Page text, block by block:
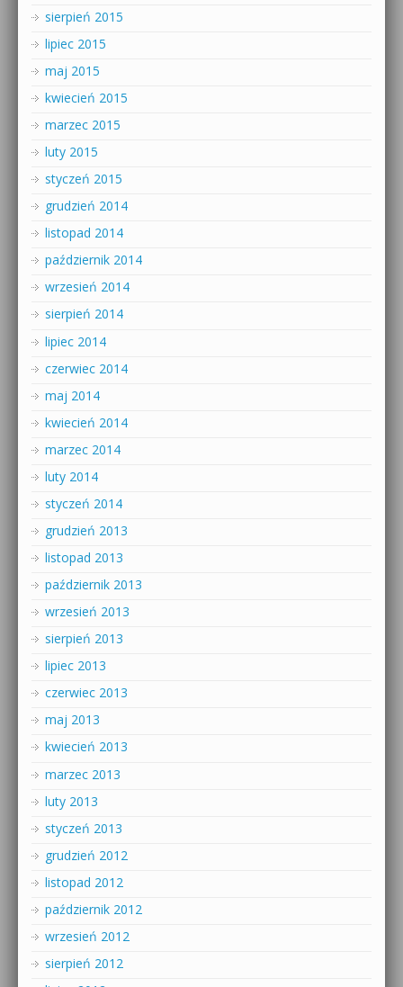
sierpień 2015
lipiec 2015
maj 2015
kwiecień 2015
marzec 2015
luty 2015
styczeń 2015
grudzień 2014
listopad 2014
październik 2014
wrzesień 2014
sierpień 2014
lipiec 2014
czerwiec 2014
maj 2014
kwiecień 2014
marzec 2014
luty 2014
styczeń 2014
grudzień 2013
listopad 2013
październik 2013
wrzesień 2013
sierpień 2013
lipiec 2013
czerwiec 2013
maj 2013
kwiecień 2013
marzec 2013
luty 2013
styczeń 2013
grudzień 2012
listopad 2012
październik 2012
wrzesień 2012
sierpień 2012